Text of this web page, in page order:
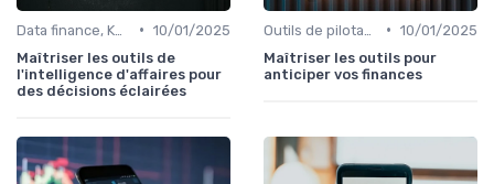
• 10/01/2025
Maîtriser les outils de
l'intelligence d'affaires pour
des décisions éclairées
• 10/01/2025
Maîtriser les outils pour
anticiper vos finances